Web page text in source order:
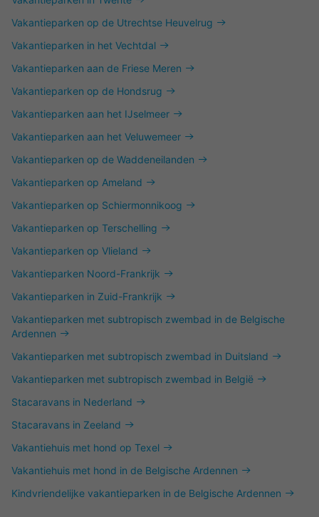
Vakantieparken op de Utrechtse Heuvelrug
Vakantieparken in het Vechtdal
Vakantieparken aan de Friese Meren
Vakantieparken op de Hondsrug
Vakantieparken aan het IJselmeer
Vakantieparken aan het Veluwemeer
Vakantieparken op de Waddeneilanden
Vakantieparken op Ameland
Vakantieparken op Schiermonnikoog
Vakantieparken op Terschelling
Vakantieparken op Vlieland
Vakantieparken Noord-Frankrijk
Vakantieparken in Zuid-Frankrijk
Vakantieparken met subtropisch zwembad in de Belgische
Ardennen
Vakantieparken met subtropisch zwembad in Duitsland
Vakantieparken met subtropisch zwembad in België
Stacaravans in Nederland
Stacaravans in Zeeland
Vakantiehuis met hond op Texel
Vakantiehuis met hond in de Belgische Ardennen
Kindvriendelijke vakantieparken in de Belgische Ardennen